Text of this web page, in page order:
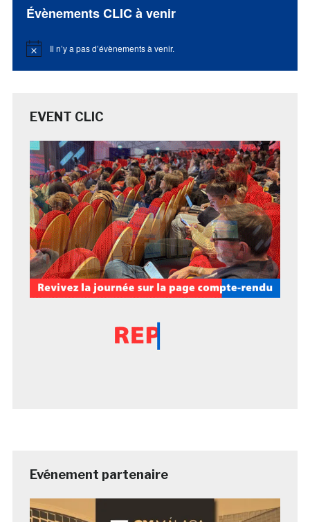
Évènements CLIC à venir
Notice Il n’y a pas d’évènements à venir.
EVENT CLIC
Evénement partenaire